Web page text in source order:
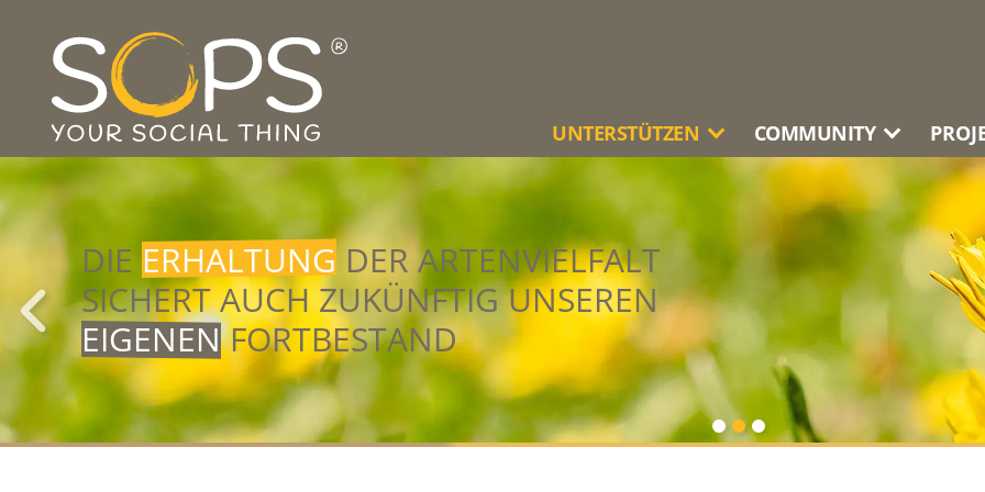
UNTERSTÜTZEN COMMUNITY
EIN
DIE ERHALTUNG DER ARTENVIELFALT
SICHERT AUCH ZUKÜNFTIG UNSEREN
EIGENENFORTBESTAND
EINE